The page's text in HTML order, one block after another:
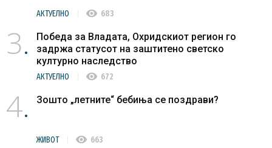
АКТУЕЛНО visibility 683
3
Победа за Владата, Охридскиот регион го
задржа статусот на заштитено светско
културно наследство
АКТУЕЛНО visibility 672
4 Зошто „летните“ бебиња се поздрави?
ЖИВОТ visibility 663